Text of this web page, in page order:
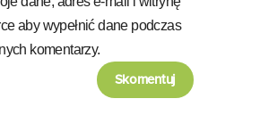
aby wypełnić dane podczas
komentarzy.